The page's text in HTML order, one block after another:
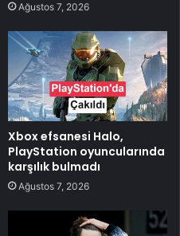
Ağustos 7, 2026
Xbox efsanesi Halo,
PlayStation oyuncularında
karşılık bulmadı
Ağustos 7, 2026